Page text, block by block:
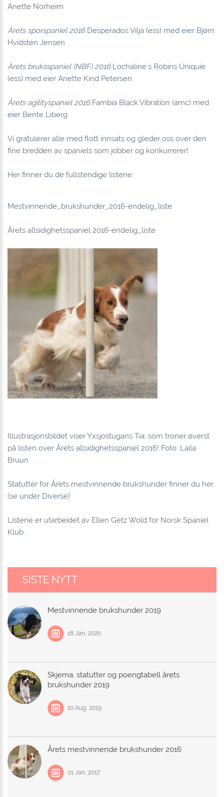
Anette Norheim
Årets sporspaniel 2016Desperados Vilja (ess) med eier Bjørn
Hvidsten Jensen
Årets bruksspaniel (NBF) 2016Lochaline`s Robins Uniquie
(ess) med eier Anette Kind Petersen
Årets agilityspaniel 2016Fambia Black Vibration (amc) med
eier Bente Liberg
Vi gratulerer alle med flott innsats og gleder oss over den
fine bredden av spaniels som jobber og konkurrerer!
Her finner du de fullstendige listene:
Mestvinnende_brukshunder_2016-endelig_liste
Årets allsidighetsspaniel 2016-endelig_liste
Illustrasjonsbildet viser Yxsjöstugans Tia, som troner øverst
på listen over Årets allsidighetsspaniel 2016! Foto: Laila
Bruun
Statutter for Årets mestvinnende brukshunder finner du her.
(se under Diverse)
Listene er utarbeidet av Ellen Getz Wold for Norsk Spaniel
Klub.
SISTE NYTT
Mestvinnende brukshunder 2019
18 Jan, 2020
Skjema, statutter og poengtabell årets
brukshunder 2019
10 Aug, 2019
Årets mestvinnende brukshunder 2016
01 Jan, 2017